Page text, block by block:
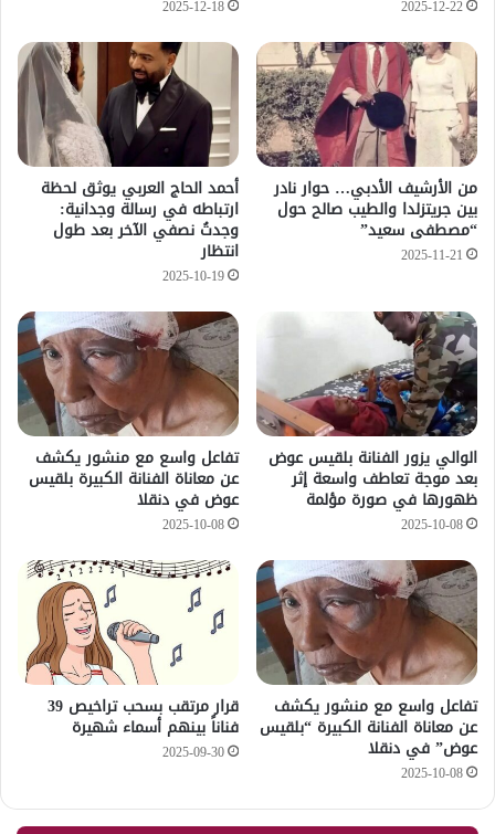
2025-12-22
2025-12-18
من الأرشيف الأدبي… حوار نادر
بين جريتزلدا والطيب صالح حول
“مصطفى سعيد”
2025-11-21
أحمد الحاج العربي يوثق لحظة
ارتباطه في رسالة وجدانية:
وجدتُ نصفي الآخر بعد طول
انتظار
2025-10-19
الوالي يزور الفنانة بلقيس عوض
بعد موجة تعاطف واسعة إثر
ظهورها في صورة مؤلمة
2025-10-08
تفاعل واسع مع منشور يكشف
عن معاناة الفنانة الكبيرة بلقيس
عوض في دنقلا
2025-10-08
تفاعل واسع مع منشور يكشف
عن معاناة الفنانة الكبيرة “بلقيس
عوض” في دنقلا
2025-10-08
قرار مرتقب بسحب تراخيص 39
فناناً بينهم أسماء شهيرة
2025-09-30